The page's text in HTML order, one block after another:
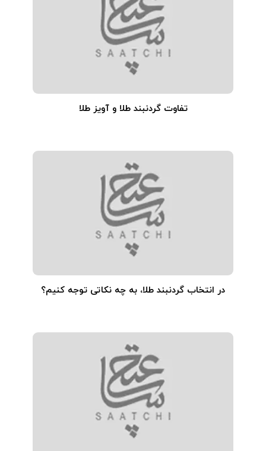
تفاوت گردنبند طلا و آویز طلا
در انتخاب گردنبند طلا‌، به چه نکاتی توجه کنیم؟